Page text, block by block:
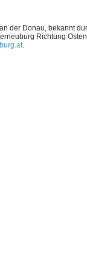
der Donau, bekannt
Richtung
.